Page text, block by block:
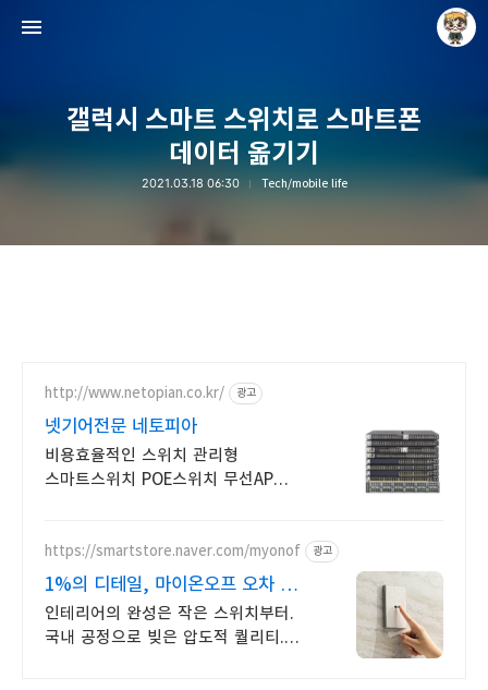
갤럭시 스마트 스위치로 스마트폰
데이터 옮기기
2021.03.18 06:30 Tech/mobile life
http://www.netopian.co.kr/ 광고
넷기어전문 네토피아
비용효율적인 스위치 관리형
스마트스위치 POE스위치 무선AP
https://smartstore.naver.com/myonof 광고
1%의 디테일, 마이온오프 오차 없는
정밀함, ONOF
인테리어의 완성은 작은 스위치부터.
국내 공정으로 빚은 압도적 퀄리티.
Raycat : Photo and Story